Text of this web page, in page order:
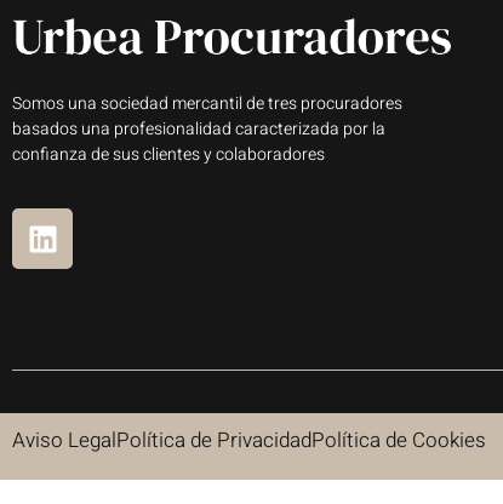
Somos una sociedad mercantil de tres procuradores
basados una profesionalidad caracterizada por la
confianza de sus clientes y colaboradores
Aviso LegalPolítica de PrivacidadPolítica de Cookies